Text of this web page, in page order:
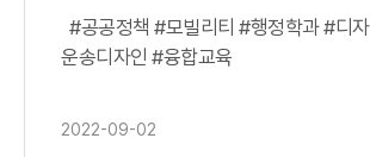
2022-09-02